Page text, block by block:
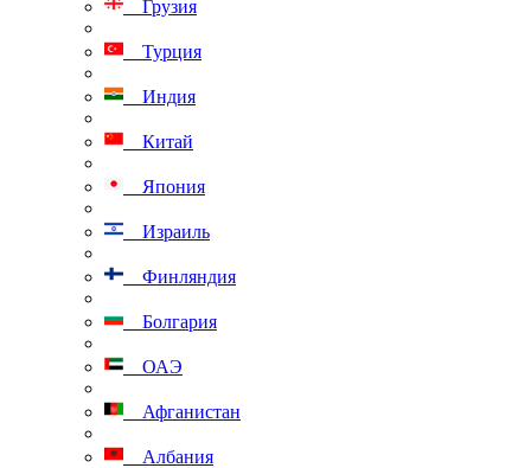
Грузия
Турция
Индия
Китай
Япония
Израиль
Финляндия
Болгария
ОАЭ
Афганистан
Албания